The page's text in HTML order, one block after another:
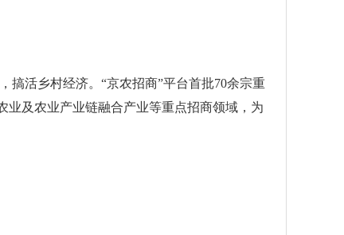
活乡村经济。“京农招商”平台首批70余宗重
业及农业产业链融合产业等重点招商领域，为